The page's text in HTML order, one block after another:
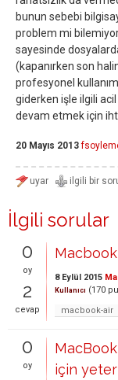
bunun sebebi
problem mi
sayesinde
(kapanırken son
profesyonel
giderken işle ilgili
devam etmek için
20 Mayıs 2013
İlgili sorular
0
oy
2
cevap
8 Eylül 2015
Kullanıcı (170
macbook-air
0
oy
için